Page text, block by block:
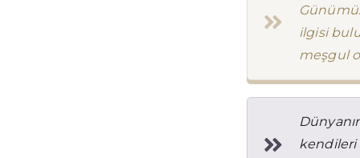
ilgisi
meşgul
kendileri